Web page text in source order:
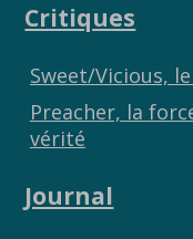
o
k k
Critiques
Sweet/Vicious,
Preacher, la
vérité
Journal